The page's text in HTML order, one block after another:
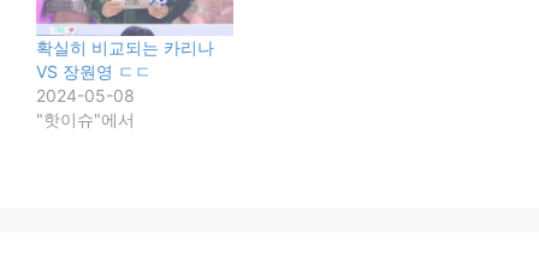
확실히 비교되는 카리나
VS 장원영 ㄷㄷ
2024-05-08
"핫이슈"에서